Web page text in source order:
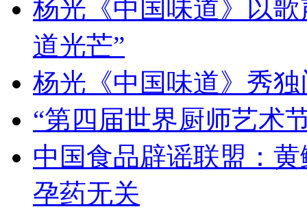
杨光《中国味道》以
道光芒”
杨光《中国味道》秀
“第四届世界厨师艺术
中国食品辟谣联盟：
孕药无关